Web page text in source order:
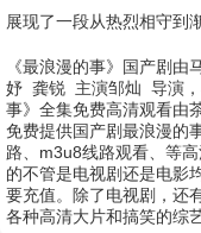
展现了一段从热烈相守到
《最浪漫的事》国产剧由
妤 龚锐 主演邹灿 导演
事》全集免费高清观看由
免费提供国产剧最浪漫的
路、m3u8线路观看、等
的不管是电视剧还是电影
要充值。除了电视剧，还
各种高清大片和搞笑的综